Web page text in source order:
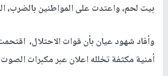
بيت لحم، واعتدت على المواطنين بالضرب،
وأفاد شهود عيان بأن قوات الاحتلال،
أمنية مكثفة تخلله اعلان عبر مكبرات الصوت